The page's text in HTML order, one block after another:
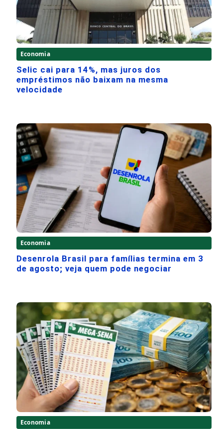
Economia
Selic cai para 14%, mas juros dos
empréstimos não baixam na mesma
velocidade
Economia
Desenrola Brasil para famílias termina em 3
de agosto; veja quem pode negociar
Economia